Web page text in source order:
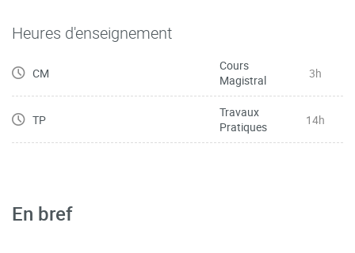
Heures d'enseignement
CM
Cours
Magistral
3h
TP
Travaux
Pratiques
14h
En bref